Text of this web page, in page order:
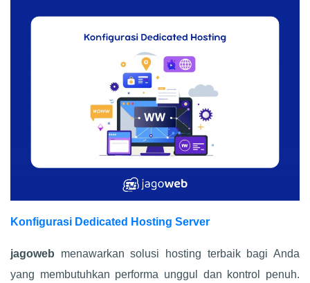
Konfigurasi Dedicated Hosting Server
jagoweb menawarkan solusi hosting terbaik bagi Anda
yang membutuhkan performa unggul dan kontrol penuh.